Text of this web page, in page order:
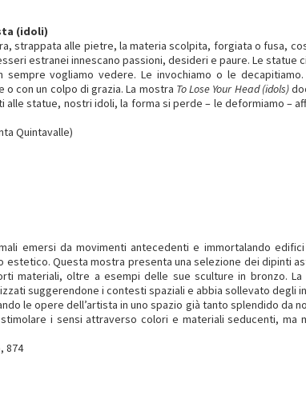
(idoli)
strappata alle pietre, la materia scolpita, forgiata o fusa,
estranei innescano passioni, desideri e paure. Le statue
vogliamo vedere. Le invochiamo o le
con un colpo di grazia. La mostra To Lose Your Head (idols)
alle statue, nostri idoli, la forma si perde – le deformiamo –
Quintavalle)
emersi da movimenti antecedenti e immortalando
estetico. Questa mostra presenta una selezione dei dipinti
materiali, oltre a esempi delle sue sculture in bronzo.
suggerendone i contesti spaziali e abbia sollevato
le opere dell’artista in uno spazio già tanto splendido da
i sensi attraverso colori e materiali seducenti,
874